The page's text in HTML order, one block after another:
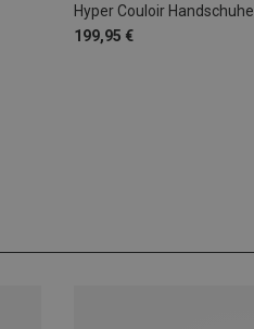
Hyper Couloir Handschuhe
199,95 €